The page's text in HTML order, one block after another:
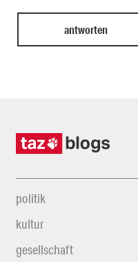
politik
kultur
gesellschaft